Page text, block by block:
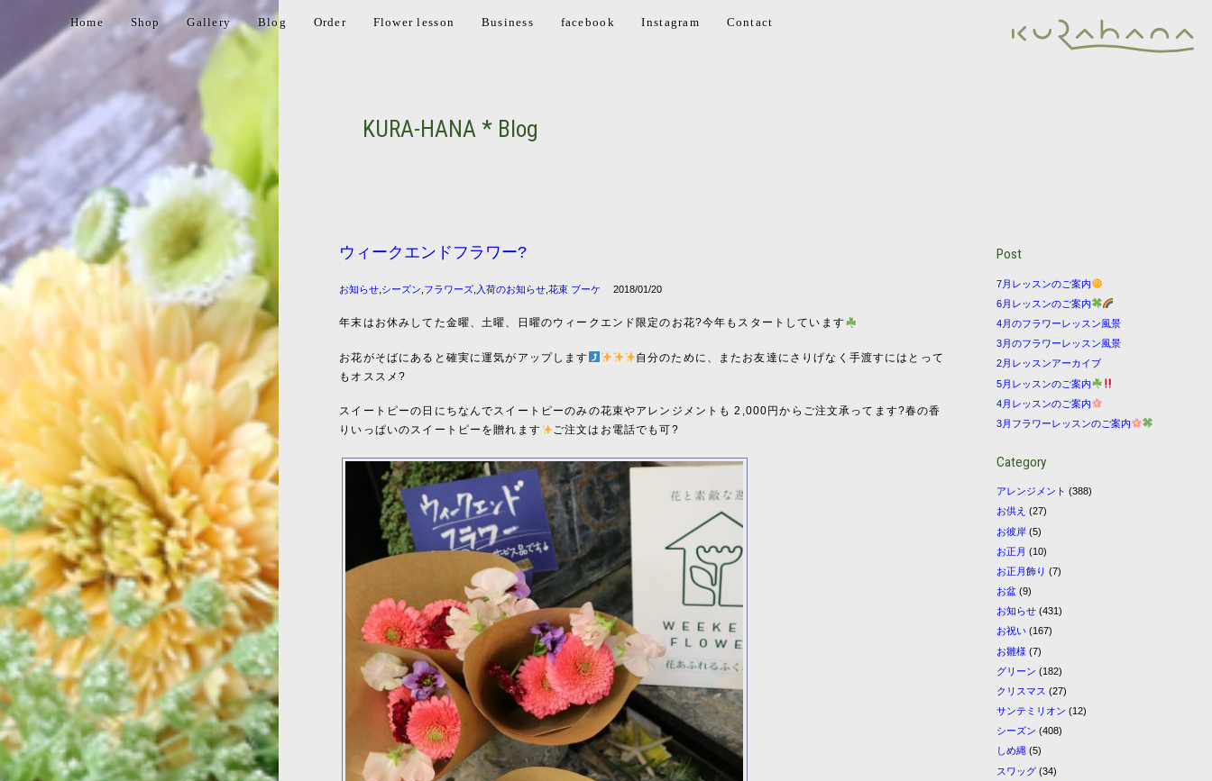
Home Shop Gallery Blog Order Flower lesson Business facebook Instagram Contact
KURA-HANA * Blog
ウィークエンドフラワー?
お知らせ シーズン フラワーズ 入荷のお知らせ ,花束 ブーケ 2018/01/20
年末はお休みしてた金曜、土曜、日曜のウィークエンド限定のお花?今年もスタートしています
お花がそばにあると確実に運気がアップします
自分のために、またお友達にさりげなく手渡すにはとって
もオススメ?
スイートピーの日にちなんでスイートピーのみの花束やアレンジメントも 2,000円からご注文承ってます?春の香
りいっぱいのスイートピーを贈れます
ご注文はお電話でも可?
Post
7月レッスンのご案内
6月レッスンのご案内
4月のフラワーレッスン風景
3月のフラワーレッスン風景
2月レッスンアーカイブ
5月レッスンのご案内
4月レッスンのご案内
3月フラワーレッスンのご案内
Category
アレンジメント (388)
お供え (27)
お彼岸 (5)
お正月 (10)
お正月飾り (7)
お盆 (9)
お知らせ (431)
お祝い (167)
お雛様 (7)
グリーン (182)
クリスマス (27)
サンテミリオン (12)
シーズン (408)
しめ縄 (5)
スワッグ (34)